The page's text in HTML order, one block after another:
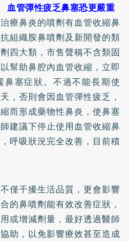
管彈性疲乏鼻塞恐更嚴重
療鼻炎的噴劑有血管收縮鼻
組織胺鼻噴劑及新開發的類
四大類，市售聲稱不含類固
幫助鼻腔內血管收縮，立即
鼻塞症狀。不過不能長期使
，否則會因血管彈性疲乏，
而形成藥物性鼻炎，使鼻塞
建議下停止使用血管收縮鼻
呼吸狀況完全改善，目前積
僅干擾生活品質，更會影響
的鼻噴劑能有效改善症狀，
或增減劑量，最好透過醫師
助，以免影響療效甚至造成